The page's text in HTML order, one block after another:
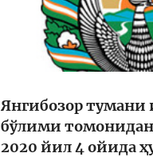
Янгибозор
бўлими
2020 йил 4 ойида